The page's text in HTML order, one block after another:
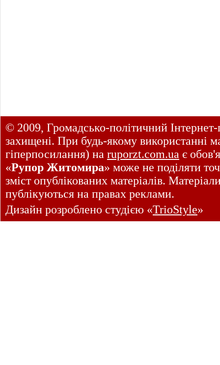
© 2009, Громадсько-політичний
захищені. При будь-якому використанні
гіперпосилання) на ruporzt.com.ua є
«Рупор Житомира» може не поділяти
зміст опублікованих матеріалів.
публікуються на правах реклами.
Дизайн розроблено студією «TrioStyle»